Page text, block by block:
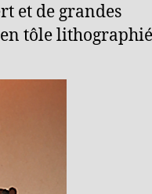
et de grandes
tôle